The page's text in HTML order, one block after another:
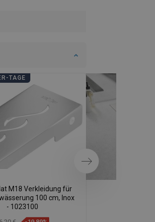
TAGE
M18 Verkleidung für
100 cm, Inox
- 1023100
BADEZIMMER-
Weiter